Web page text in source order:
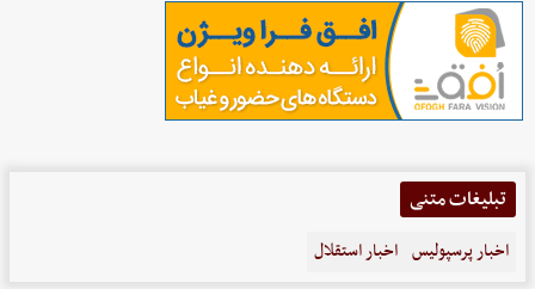
تبلیغات متنی
اخبار پرسپولیس اخبار استقلال